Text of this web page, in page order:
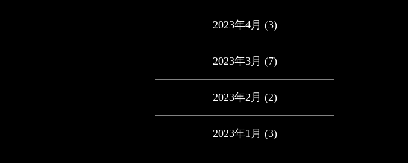
2023年4月 (3)
2023年3月 (7)
2023年2月 (2)
2023年1月 (3)